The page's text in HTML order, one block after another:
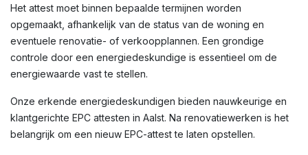
Het attest moet binnen bepaalde termijnen worden
opgemaakt, afhankelijk van de status van de woning en
eventuele renovatie- of verkoopplannen. Een grondige
controle door een energiedeskundige is essentieel om de
energiewaarde vast te stellen.
Onze erkende energiedeskundigen bieden nauwkeurige en
klantgerichte EPC attesten in Aalst. Na renovatiewerken is het
belangrijk om een nieuw EPC-attest te laten opstellen.